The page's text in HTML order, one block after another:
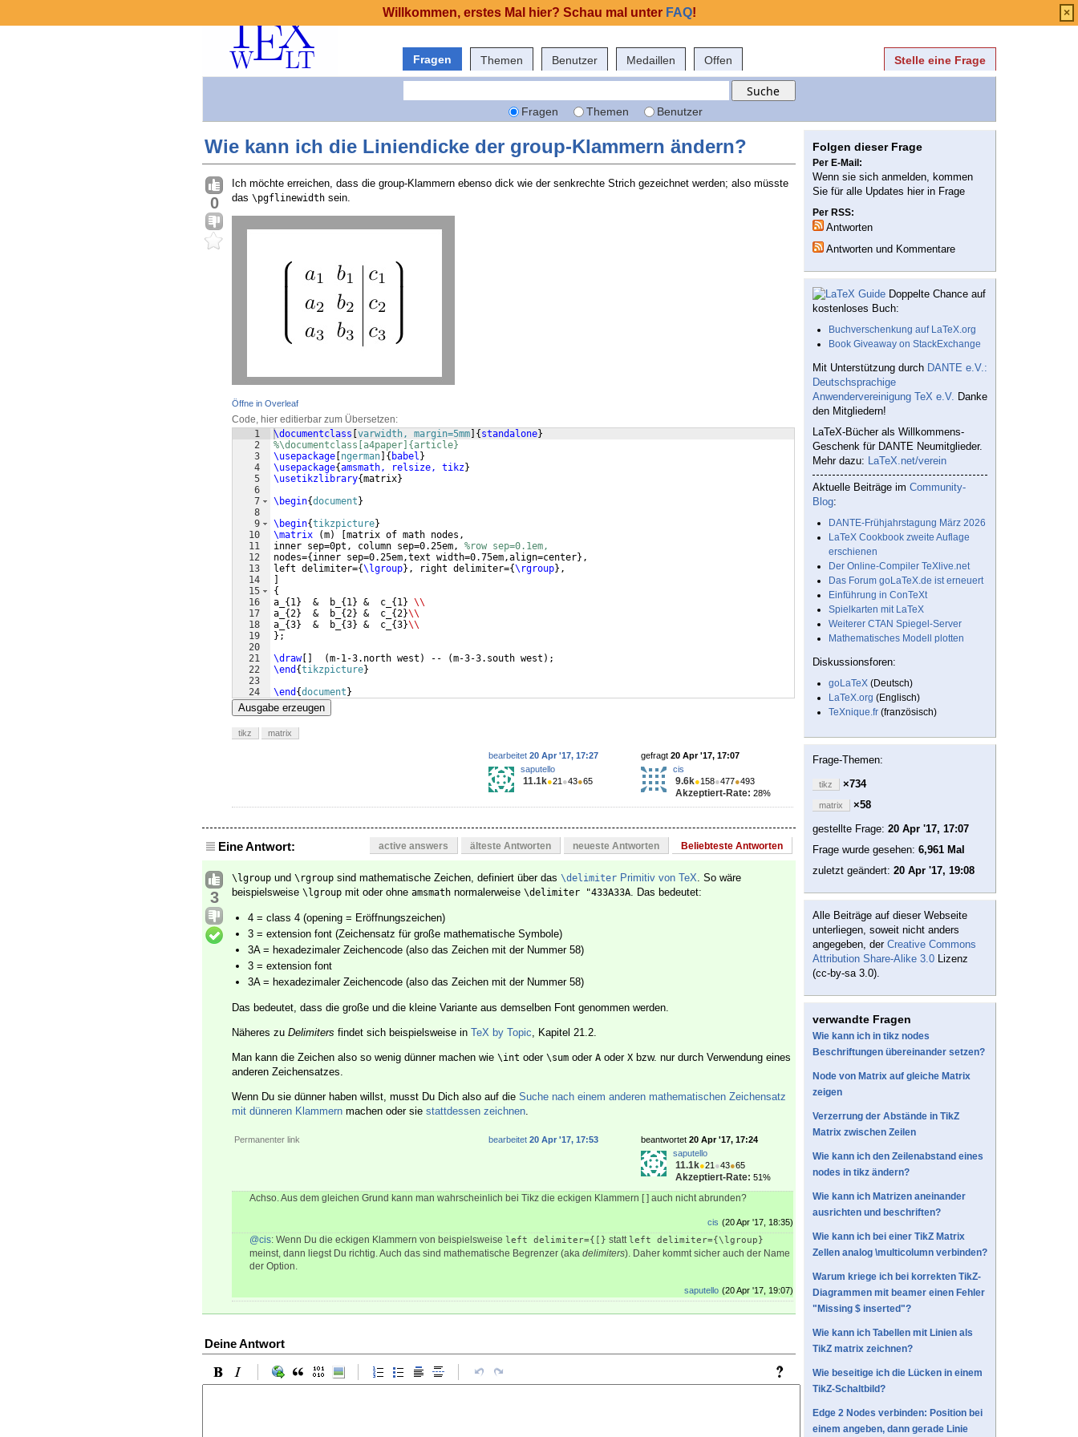
Fragen Themen Benutzer Medaillen Offen Stelle eine Frage
Fragen Themen Benutzer
Wie kann ich die Liniendicke der group-Klammern ändern?
0
Ich möchte erreichen, dass die group-Klammern ebenso dick wie der senkrechte Strich gezeichnet werden; also müsste
das \pgflinewidth sein.
Öffne in Overleaf
Code, hier editierbar zum Übersetzen:
1
2
3
4
5
6
7
8
9
10
11
12
13
14
15
16
17
18
19
20
21
22
23
24
\documentclass varwidth, margin=5mm { standalone}
%\documentclass[a4paper]{article}
\usepackage ngerman { babel }
\usepackage{amsmath, relsize, tikz}
\usetikzlibrary{matrix}
\begin{document }
\begin{tikzpicture}
\matrix
(m)
matrix of math nodes,
inner sep=0pt, column sep=0.25em, %row sep=0.1em,
nodes={ inner sep=0.25em,text width=0.75em,align=center} ,
left delimiter={\lgroup} , right delimiter={\rgroup} ,
{
a_ { 1}
  &  b_
{ 1} &  c_ { 1} \\
a_ {2}
  &  b_
{2} &  c_ {2}\\
a_ {3}
  &  b_
{3} &  c_ {3}\\
} ;
\draw[ (m-1-3.north west ) -- (m-3-3.south west ) ;
\end {tikzpicture}
\end {document }
Ausgabe erzeugen
tikz matrix
gefragt 20 Apr '17, 17:07
cis
9.6k●158●477●493
Akzeptiert-Rate: 28%
bearbeitet 20 Apr '17, 17:27
saputello
11.1k●21 ●43●65
Eine Antwort: active answers älteste Antworten neueste Antworten Beliebteste Antworten
3
\lgroup und \rgroup sind mathematische Zeichen, definiert über das \delimiter Primitiv von TeX. So wäre
beispielsweise \lgroup mit oder ohne amsmath normalerweise \delimiter "433A33A. Das bedeutet:
4 = class 4 (opening = Eröffnungszeichen)
3 = extension font (Zeichensatz für große mathematische Symbole)
3A = hexadezimaler Zeichencode (also das Zeichen mit der Nummer 58)
3 = extension font
3A = hexadezimaler Zeichencode (also das Zeichen mit der Nummer 58)
Das bedeutet, dass die große und die kleine Variante aus demselben Font genommen werden.
Näheres zu Delimiters findet sich beispielsweise in TeX by Topic, Kapitel 21.2.
Man kann die Zeichen also so wenig dünner machen wie \int oder \sum oder A oder X bzw. nur durch Verwendung eines
anderen Zeichensatzes.
Wenn Du sie dünner haben willst, musst Du Dich also auf die Suche nach einem anderen mathematischen Zeichensatz
mit dünneren Klammern machen oder sie stattdessen zeichnen.
Permanenter link beantwortet 20 Apr '17, 17:24
saputello
11.1k●21 ●43●65
Akzeptiert-Rate: 51%
bearbeitet 20 Apr '17, 17:53
Achso. Aus dem gleichen Grund kann man wahrscheinlich bei Tikz die eckigen Klammern [ ] auch nicht abrunden?
(20 Apr '17, 18:35)
cis
@cis: Wenn Du die eckigen Klammern von beispielsweise left delimiter={[} statt left delimiter={\lgroup}
meinst, dann liegst Du richtig. Auch das sind mathematische Begrenzer (aka delimiters). Daher kommt sicher auch der Name
der Option.
(20 Apr '17, 19:07)
saputello
Deine Antwort
Folgen dieser Frage
Per E-Mail:
Wenn sie sich anmelden, kommen
Sie für alle Updates hier in Frage
Per RSS:
Antworten
Antworten und Kommentare
Doppelte Chance auf
kostenloses Buch:
Buchverschenkung auf LaTeX.org
Book Giveaway on StackExchange
Mit Unterstützung durch DANTE e.V.:
Deutschsprachige
Anwendervereinigung TeX e.V. Danke
den Mitgliedern!
LaTeX-Bücher als Willkommens-
Geschenk für DANTE Neumitglieder.
Mehr dazu: LaTeX.net/verein
Aktuelle Beiträge im Community-
Blog:
DANTE-Frühjahrstagung März 2026
LaTeX Cookbook zweite Auflage
erschienen
Der Online-Compiler TeXlive.net
Das Forum goLaTeX.de ist erneuert
Einführung in ConTeXt
Spielkarten mit LaTeX
Weiterer CTAN Spiegel-Server
Mathematisches Modell plotten
Diskussionsforen:
goLaTeX (Deutsch)
LaTeX.org (Englisch)
TeXnique.fr (französisch)
Frage-Themen:
tikz ×734
matrix
×58
gestellte Frage: 20 Apr '17, 17:07
Frage wurde gesehen: 6,961 Mal
zuletzt geändert: 20 Apr '17, 19:08
Alle Beiträge auf dieser Webseite
unterliegen, soweit nicht anders
angegeben, der Creative Commons
Attribution Share-Alike 3.0 Lizenz
(cc-by-sa 3.0).
verwandte Fragen
Wie kann ich in tikz nodes
Beschriftungen übereinander setzen?
Node von Matrix auf gleiche Matrix
zeigen
Verzerrung der Abstände in TikZ
Matrix zwischen Zeilen
Wie kann ich den Zeilenabstand eines
nodes in tikz ändern?
Wie kann ich Matrizen aneinander
ausrichten und beschriften?
Wie kann ich bei einer TikZ Matrix
Zellen analog \multicolumn verbinden?
Warum kriege ich bei korrekten TikZ-
Diagrammen mit beamer einen Fehler
"Missing $ inserted"?
Wie kann ich Tabellen mit Linien als
TikZ matrix zeichnen?
Wie beseitige ich die Lücken in einem
TikZ-Schaltbild?
Edge 2 Nodes verbinden: Position bei
einem angeben, dann gerade Linie
Willkommen, erstes Mal hier? Schau mal unter FAQ! ×